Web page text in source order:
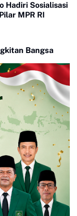
Hadiri Sosialisasi
MPR RI
Bangsa